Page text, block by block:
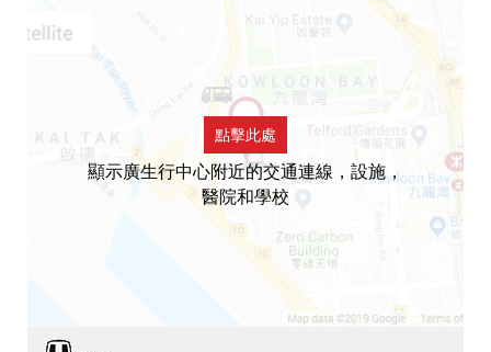
點擊此處
顯示廣生行中心附近的交通連線，設施，
醫院和學校